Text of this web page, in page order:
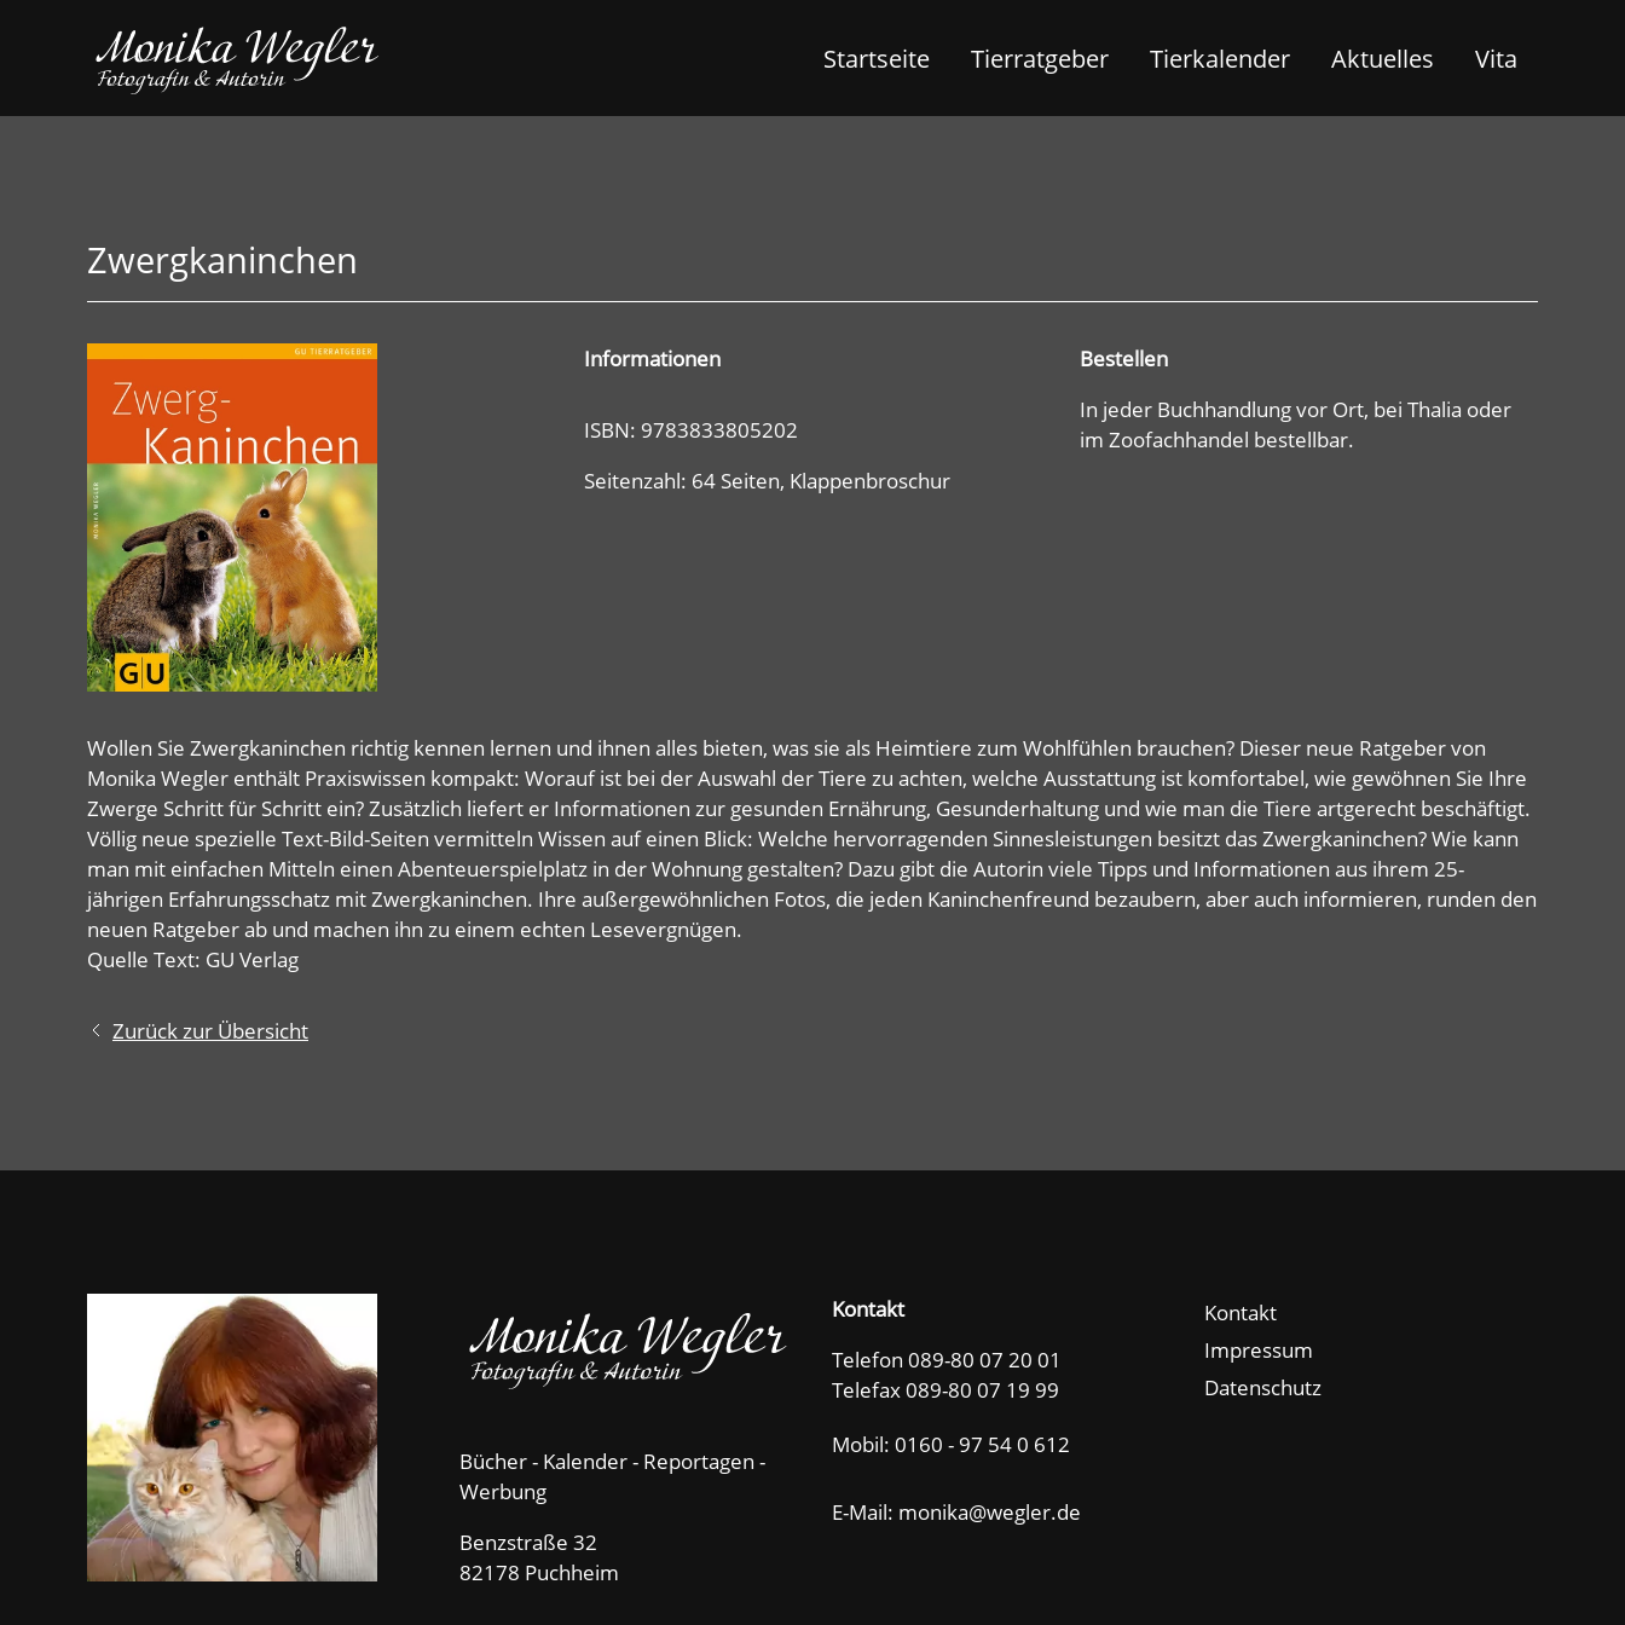
Startseite Tierratgeber Tierkalender Aktuelles Vita
Zwergkaninchen
Informationen
ISBN: 9783833805202
Seitenzahl: 64 Seiten, Klappenbroschur
Bestellen
In jeder Buchhandlung vor Ort, bei Thalia oder
im Zoofachhandel bestellbar.
Wollen Sie Zwergkaninchen richtig kennen lernen und ihnen alles bieten, was sie als Heimtiere zum Wohlfühlen brauchen? Dieser neue Ratgeber von
Monika Wegler enthält Praxiswissen kompakt: Worauf ist bei der Auswahl der Tiere zu achten, welche Ausstattung ist komfortabel, wie gewöhnen Sie Ihre
Zwerge Schritt für Schritt ein? Zusätzlich liefert er Informationen zur gesunden Ernährung, Gesunderhaltung und wie man die Tiere artgerecht beschäftigt.
Völlig neue spezielle Text-Bild-Seiten vermitteln Wissen auf einen Blick: Welche hervorragenden Sinnesleistungen besitzt das Zwergkaninchen? Wie kann
man mit einfachen Mitteln einen Abenteuerspielplatz in der Wohnung gestalten? Dazu gibt die Autorin viele Tipps und Informationen aus ihrem 25-
jährigen Erfahrungsschatz mit Zwergkaninchen. Ihre außergewöhnlichen Fotos, die jeden Kaninchenfreund bezaubern, aber auch informieren, runden den
neuen Ratgeber ab und machen ihn zu einem echten Lesevergnügen.
Quelle Text: GU Verlag
Zurück zur Übersicht
Bücher - Kalender - Reportagen -
Werbung
Benzstraße 32
82178 Puchheim
Kontakt
Telefon 089-80 07 20 01
Telefax 089-80 07 19 99
Mobil: 0160 - 97 54 0 612
E-Mail: m n k w gl r d
Kontakt
Impressum
Datenschutz